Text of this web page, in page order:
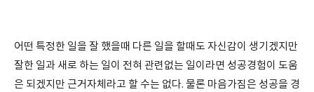
어떤 특정한 일을 잘 했을때 다른 일을 할때도 자신감이 생기겠지만
잘한 일과 새로 하는 일이 전혀 관련없는 일이라면 성공경험이 도움
은 되겠지만 근거자체라고 할 수는 없다. 물론 마음가짐은 성공을 경